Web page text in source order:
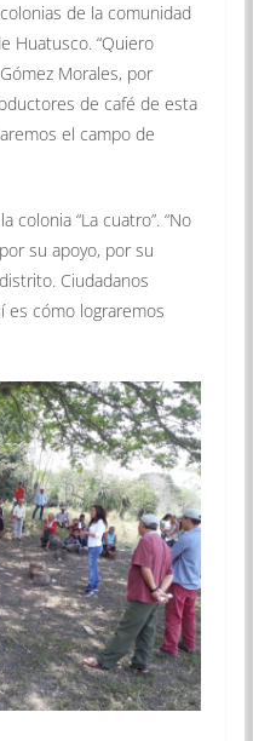
de la comunidad
Huatusco. “Quiero
Morales, por
de café de esta
el campo de
colonia “La cuatro”. “No
su apoyo, por su
Ciudadanos
es cómo lograremos